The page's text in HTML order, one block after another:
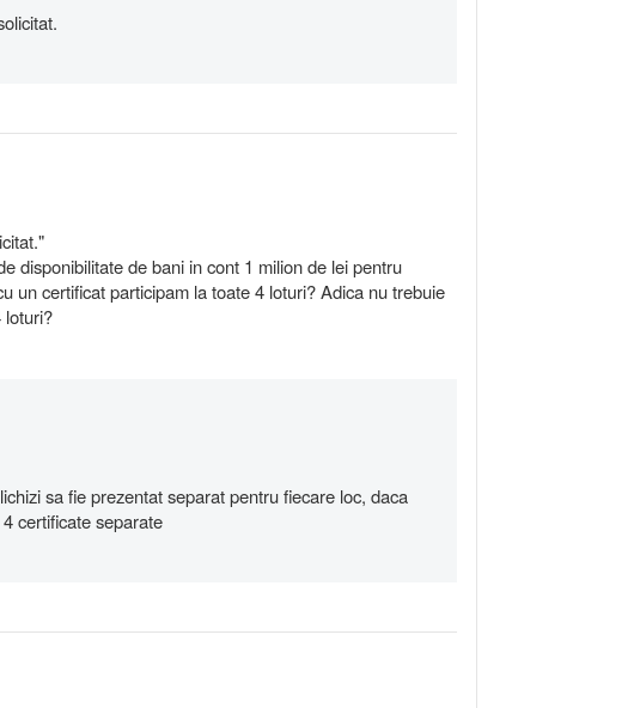
disponibilitate de bani in cont 1 milion de lei pentru
un certificat participam la toate 4 loturi? Adica nu trebuie
loturi?
sa fie prezentat separat pentru fiecare loc, daca
certificate separate